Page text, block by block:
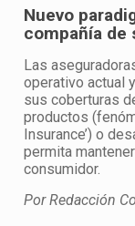
Nuevo
compañía de
Las
operativo actual
sus coberturas
productos
Insurance’) o
permita
consumidor.
Por Redacción